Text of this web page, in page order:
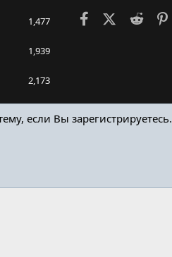
1,477
1,939
2,173
FacebookX (Twitter)
Reddit
если Вы зарегистрируетесь.